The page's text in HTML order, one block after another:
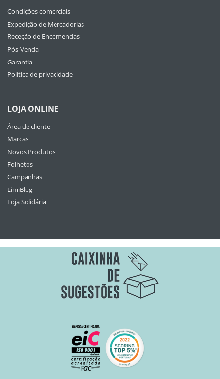
Condições comerciais
Expedição de Mercadorias
Receção de Encomendas
Pós-Venda
Garantia
Política de privacidade
LOJA ONLINE
Área de cliente
Marcas
Novos Produtos
Folhetos
Campanhas
LimiBlog
Loja Solidária